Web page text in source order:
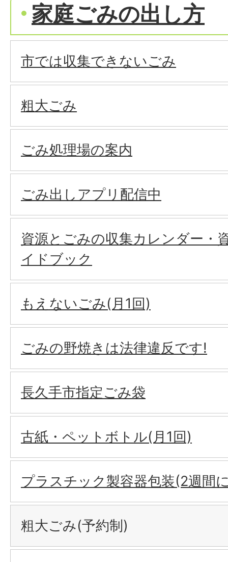
家庭ごみの出し方
市では収集できないごみ
粗大ごみ
ごみ処理場の案内
ごみ出しアプリ配信中
資源とごみの収集カレンダー・
イドブック
もえないごみ(月1回)
ごみの野焼きは法律違反です!
長久手市指定ごみ袋
古紙・ペットボトル(月1回)
プラスチック製容器包装(2週間
粗大ごみ(予約制)